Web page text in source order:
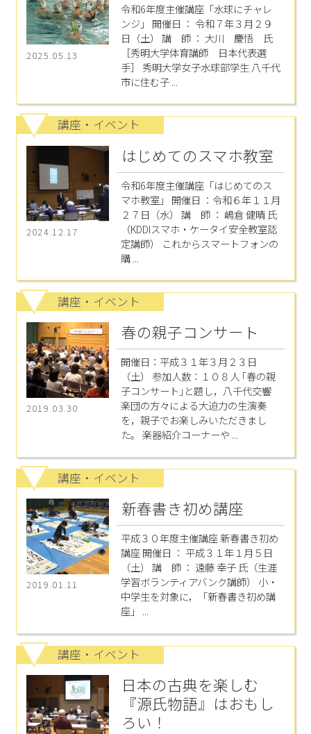
2025.05.13
令和6年度主催講座「水球にチャレ
ンジ」 開催日 ： 令和７年３月２９
日（土） 講 師 ： 大川 慶悟 氏
［秀明大学体育講師 日本代表選
手］ 秀明大学女子水球部学生 八千代
市に住む子 ...
講座・イベント
2024.12.17
はじめてのスマホ教室
令和6年度主催講座「はじめてのス
マホ教室」 開催日 ：令和６年１１月
２７日（水） 講 師 ： 嶋倉 健晴 氏
（KDDIスマホ・ケータイ安全教室認
定講師） これからスマートフォンの
購 ...
講座・イベント
2019.03.30
春の親子コンサート
開催日：平成３１年３月２３日
（土） 参加人数：１０８人 ｢春の親
子コンサート｣と題し，八千代交響
楽団の方々による大迫力の生演奏
を，親子でお楽しみいただきまし
た。 楽器紹介コーナーや ...
講座・イベント
2019.01.11
新春書き初め講座
平成３０年度主催講座 新春書き初め
講座 開催日 ： 平成３１年１月５日
（土） 講 師 ： 遠藤 幸子 氏（生涯
学習ボランティアバンク講師） 小・
中学生を対象に，「新春書き初め講
座」 ...
講座・イベント
日本の古典を楽しむ
『源氏物語』はおもし
ろい！